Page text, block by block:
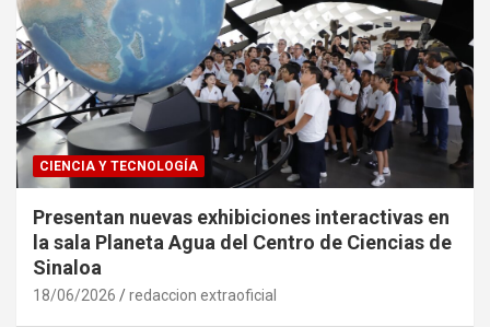
CIENCIA Y TECNOLOGÍA
Presentan nuevas exhibiciones interactivas en
la sala Planeta Agua del Centro de Ciencias de
Sinaloa
18/06/2026 redaccion extraoficial